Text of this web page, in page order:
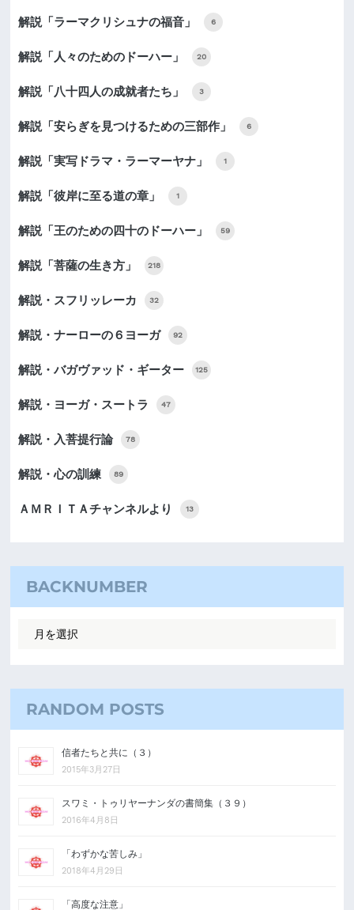
解説「ラーマクリシュナの福音」 6
解説「人々のためのドーハー」 20
解説「八十四人の成就者たち」 3
解説「安らぎを見つけるための三部作」 6
解説「実写ドラマ・ラーマーヤナ」 1
解説「彼岸に至る道の章」 1
解説「王のための四十のドーハー」 59
解説「菩薩の生き方」 218
解説・スフリッレーカ 32
解説・ナーローの６ヨーガ 92
解説・バガヴァッド・ギーター 125
解説・ヨーガ・スートラ 47
解説・入菩提行論 78
解説・心の訓練 89
ＡＭＲＩＴＡチャンネルより 13
BACKNUMBER
RANDOM POSTS
信者たちと共に（３）
2015年3月27日
スワミ・トゥリヤーナンダの書簡集（３９）
2016年4月8日
「わずかな苦しみ」
2018年4月29日
「高度な注意」